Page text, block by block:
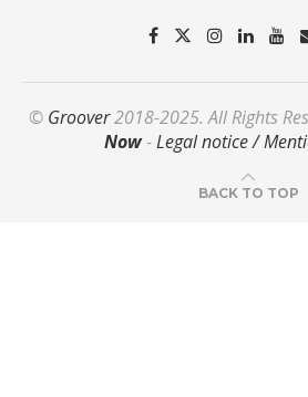
© Groover2018-2025. All Rights
Now-Legal notice /
BACK TO TOP